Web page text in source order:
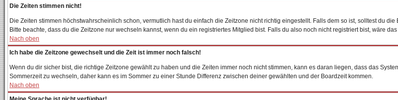
Die Zeiten stimmen nicht!
Die Zeiten stimmen höchstwahrscheinlich schon, vermutlich hast du einfach die Zeitzone nicht richtig eingestellt. Falls dem so ist, solltest du
Bitte beachte, dass du die Zeitzone nur wechseln kannst, wenn du ein registriertes Mitglied bist. Falls du also noch nicht registriert bist, wäre
Nach oben
Ich habe die Zeitzone gewechselt und die Zeit ist immer noch falsch!
Wenn du dir sicher bist, die richtige Zeitzone gewählt zu haben und die Zeiten immer noch nicht stimmen, kann es daran liegen, dass das
Sommerzeit zu wechseln, daher kann es im Sommer zu einer Stunde Differenz zwischen deiner gewählten und der Boardzeit kommen.
Nach oben